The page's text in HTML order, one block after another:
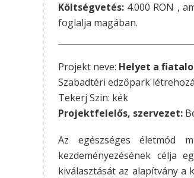
Költségvetés: 4.000 RON ,
foglalja magában.
Projekt neve: Helyet a
Szabadtéri edzőpark
Tekerj Szin: kék
Projektfelelős, szervezet:
Az egészséges életmód
kezdeményezésének célja
kiválasztását az alapítvány a